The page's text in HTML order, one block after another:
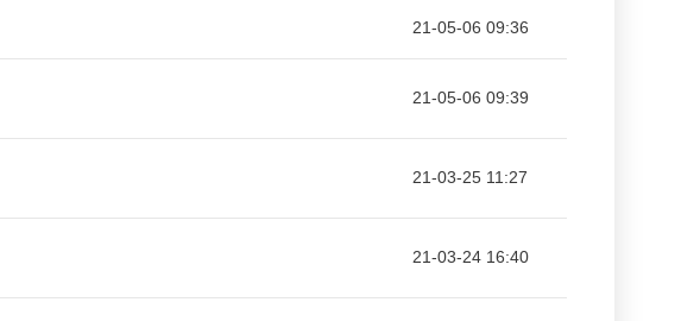
21-05-06 09:36
21-05-06 09:39
21-03-25 11:27
21-03-24 16:40